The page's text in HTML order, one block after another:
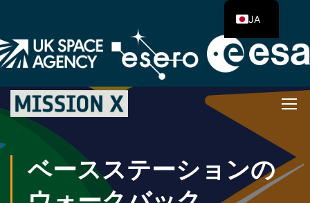
ベースステーションの
JA